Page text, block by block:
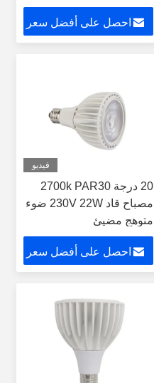
3000k غير قابل للتخفيف
احصل على أفضل سعر
فيديو
20 درجة 2700k PAR30
مصباح قاد 230V 22W ضوء
متوهج مضيئ
احصل على أفضل سعر